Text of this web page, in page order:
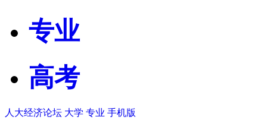
专业
高考
人大经济论坛 大学 专业 手机版